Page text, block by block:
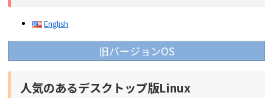
English
旧バージョンOS
人気のあるデスクトップ版Linux